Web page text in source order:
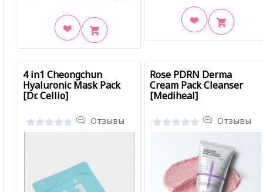
4 in1 Cheongchun
Hyaluronic Mask Pack
[Dr. Cellio]
Отзывы
Rose PDRN Derma
Cream Pack Cleanser
[Mediheal]
Отзывы